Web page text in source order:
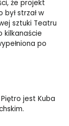
że projekt
był strzał w
sztuki Teatru
kilkanaście
po
jest Kuba